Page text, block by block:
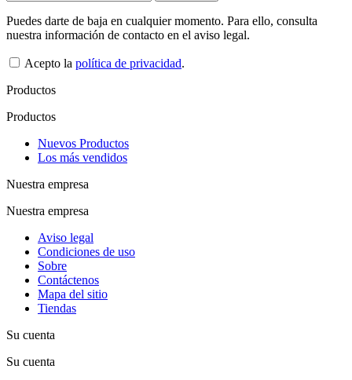
Puedes darte de baja en cualquier momento. Para ello, consulta
nuestra información de contacto en el aviso legal.
Acepto la política de privacidad.
Productos
Productos
Nuevos Productos
Los más vendidos
Nuestra empresa
Nuestra empresa
Aviso legal
Condiciones de uso
Sobre
Contáctenos
Mapa del sitio
Tiendas
Su cuenta
Su cuenta